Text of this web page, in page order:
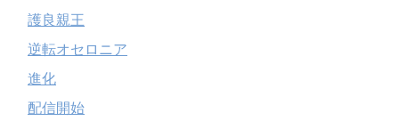
護良親王
逆転オセロニア
進化
配信開始